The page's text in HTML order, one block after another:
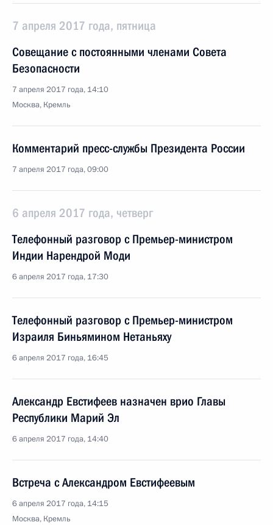
7 апреля 2017 года, пятница
Совещание с постоянными членами Совета
Безопасности
7 апреля 2017 года, 14:10
Москва, Кремль
Комментарий пресс-службы Президента России
7 апреля 2017 года, 09:00
6 апреля 2017 года, четверг
Телефонный разговор с Премьер-министром
Индии Нарендрой Моди
6 апреля 2017 года, 17:30
Телефонный разговор с Премьер-министром
Израиля Биньямином Нетаньяху
6 апреля 2017 года, 16:45
Александр Евстифеев назначен врио Главы
Республики Марий Эл
6 апреля 2017 года, 14:40
Встреча с Александром Евстифеевым
6 апреля 2017 года, 14:15
Москва, Кремль